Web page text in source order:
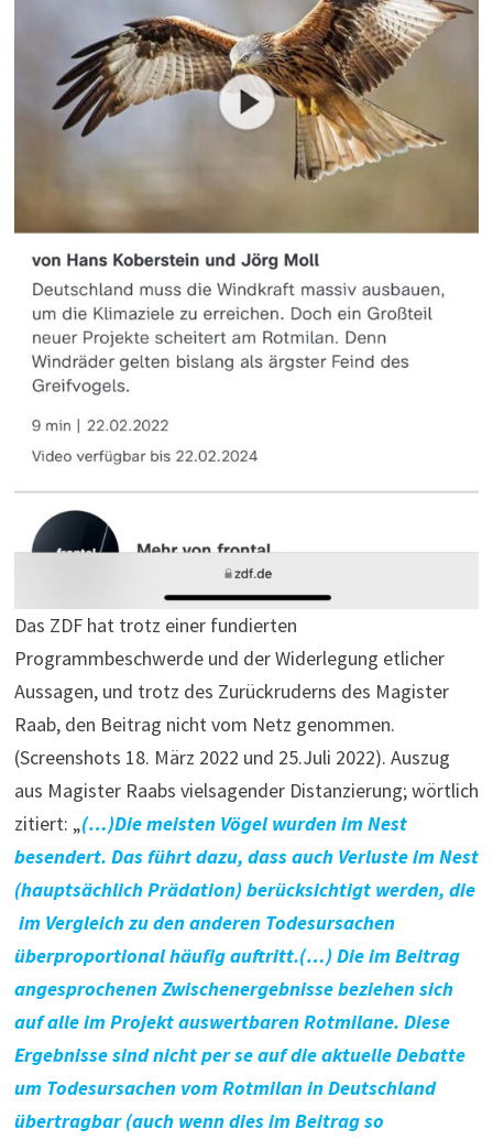
Das ZDF hat trotz einer fundierten
Programmbeschwerde und der Widerlegung etlicher
Aussagen, und trotz des Zurückruderns des Magister
Raab, den Beitrag nicht vom Netz genommen.
(Screenshots 18. März 2022 und 25.Juli 2022). Auszug
aus Magister Raabs vielsagender Distanzierung; wörtlich
zitiert: „(…)Die meisten Vögel wurden im Nest
besendert. Das führt dazu, dass auch Verluste im Nest
(hauptsächlich Prädation) berücksichtigt werden, die
im Vergleich zu den anderen Todesursachen
überproportional häufig auftritt.(…) Die im Beitrag
angesprochenen Zwischenergebnisse beziehen sich
auf alle im Projekt auswertbaren Rotmilane. Diese
Ergebnisse sind nicht per se auf die aktuelle Debatte
um Todesursachen vom Rotmilan in Deutschland
übertragbar (auch wenn dies im Beitrag so